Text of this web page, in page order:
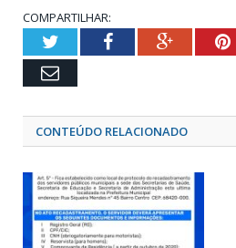
COMPARTILHAR:
TwitterFacebookGoogle+
Email
CONTEÚDO RELACIONADO